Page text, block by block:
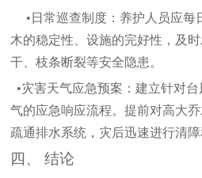
•日常巡查制度： 养护人员应每
木的稳定性、设施的完好性，及
干、枝条断裂等安全隐患。
•灾害天气应急预案：建立针对
气的应急响应流程。提前对高大
疏通排水系统，灾后迅速进行清障
四、 结论